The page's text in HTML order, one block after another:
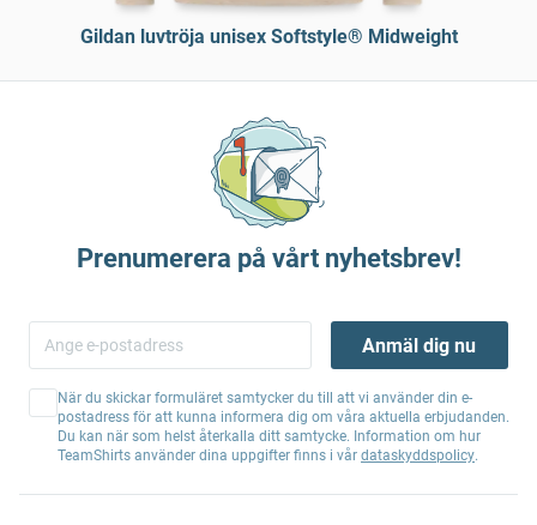
Gildan luvtröja unisex Softstyle® Midweight
Prenumerera på vårt nyhetsbrev!
Anmäl dig nu
När du skickar formuläret samtycker du till att vi använder din e-
postadress för att kunna informera dig om våra aktuella erbjudanden.
Du kan när som helst återkalla ditt samtycke. Information om hur
TeamShirts använder dina uppgifter finns i vår dataskyddspolicy.